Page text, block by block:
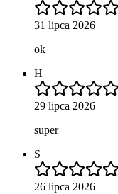
31 lipca 2026
ok
H
29 lipca 2026
super
S
26 lipca 2026